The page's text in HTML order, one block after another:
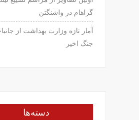
گراهام در واشنگتن
آمار تازه وزارت بهداشت از
جنگ اخیر
دسته‌ها